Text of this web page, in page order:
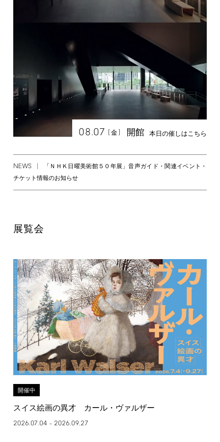
08.07 [金] 開館 本日の催しはこちら
NEWS
「ＮＨＫ日曜美術館５０年展」音声ガイド・関連イベント・
チケット情報のお知らせ
展覧会
開催中
スイス絵画の異才 カール・ヴァルザー
2026.07.04– 2026.09.27